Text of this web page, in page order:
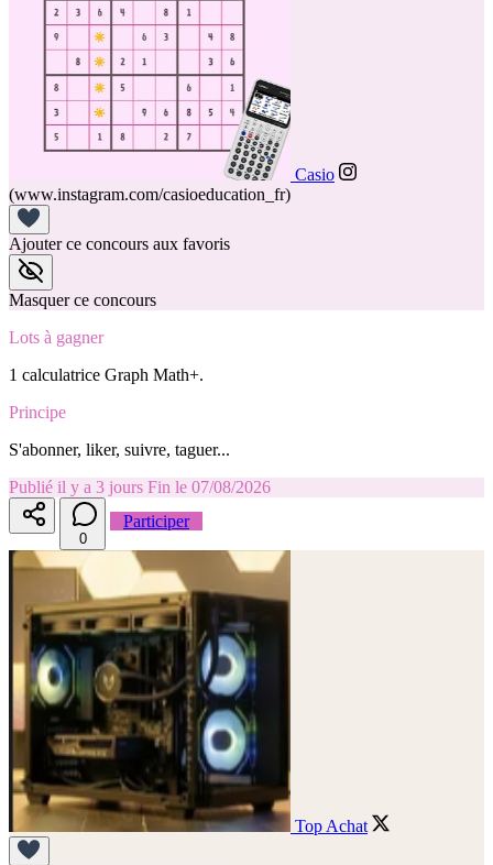
Casio
(www.instagram.com/casioeducation_fr)
Ajouter ce concours aux favoris
Masquer ce concours
Lots à gagner
1 calculatrice Graph Math+.
Principe
S'abonner, liker, suivre, taguer...
Publié il y a 3 jours Fin le 07/08/2026
0
Participer
Top Achat